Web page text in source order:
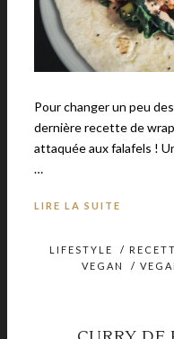
Pour changer un peu
dernière recette de
attaquée aux falafels !
…
LIRE LA SUITE
LIFESTYLE /
VEGAN
/